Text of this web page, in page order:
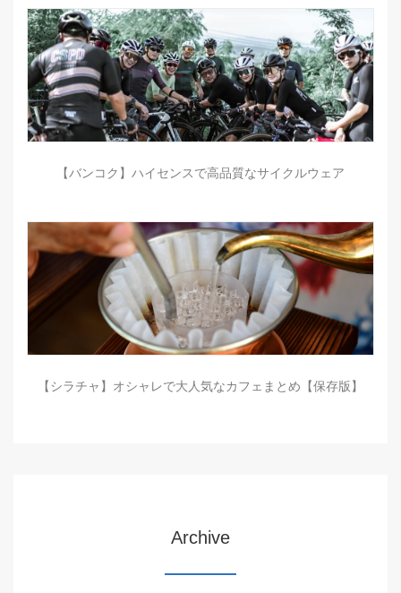
【バンコク】ハイセンスで高品質なサイクルウェア
【シラチャ】オシャレで大人気なカフェまとめ【保存版】
Archive